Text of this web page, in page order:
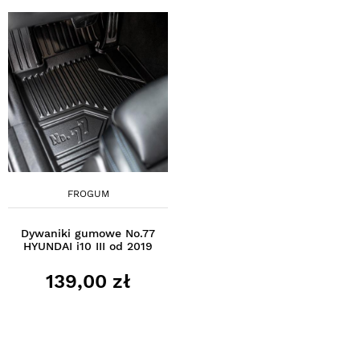
FROGUM
Dywaniki gumowe No.77
HYUNDAI i10 III od 2019
139,00 zł